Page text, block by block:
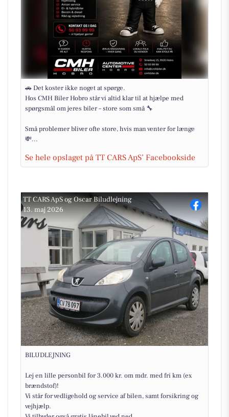
🚗 Det koster ikke noget at spørge.
Hos CMH Biler Hobro står vi altid klar til at hjælpe med
spørgsmål om jeres biler – store som små 🔧
Små problemer bliver ofte store, hvis man venter for længe
💸...
Se hele opslaget på TT CARS ApS’ Facebookside
TT CARS ApSogOscar Biludlejning
13. maj 2026
BILUDLEJNING
Lej en lille personbil for 3.000 kr. om mdr. med fri km (ex
brændstof)!
Vi står for vedligehold og service af bilen, samt forsikring og
vejhjælp.